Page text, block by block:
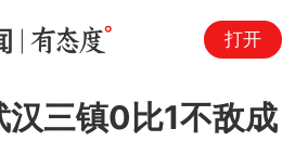
打开
汉三镇0比1不敌成